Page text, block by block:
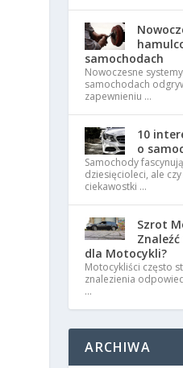
samochodach
Nowoczesne
samochodach
zapewnieniu …
10
o
Samochody
dziesięcioleci, ale
ciekawostki …
Szrot
Znaleźć
dla Motocykli?
Motocykliści często
znalezienia
…
ARCHIWA